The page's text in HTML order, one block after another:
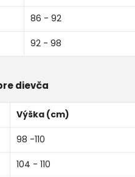
86 - 92
92 - 98
dievča
Výška (cm)
98 -110
104 - 110